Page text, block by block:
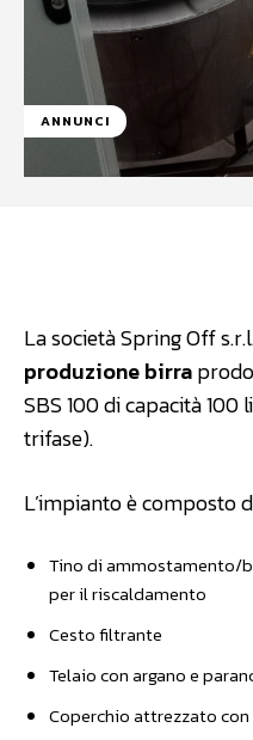
ANNUNCI
La società Spring Off
produzione birra
SBS 100 di capacità
trifase).
L’impianto è composto
Tino di ammostamento/
per il riscaldamento
Cesto filtrante
Telaio con argano e
Coperchio attrezzato